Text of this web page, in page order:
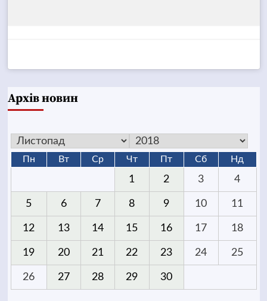
Архів новин
Пн Вт Ср Чт Пт Сб Нд
1 2 3 4
5 6 7 8 9 10 11
12 13 14 15 16 17 18
19 20 21 22 23 24 25
26 27 28 29 30